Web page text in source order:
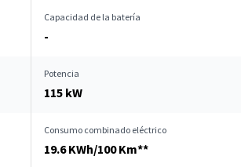
Capacidad de la batería
-
Potencia
115 kW
Consumo combinado eléctrico
19.6 KWh/100 Km**